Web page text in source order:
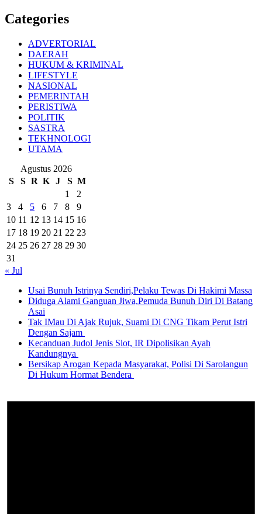
Categories
ADVERTORIAL
DAERAH
HUKUM & KRIMINAL
LIFESTYLE
NASIONAL
PEMERINTAH
PERISTIWA
POLITIK
SASTRA
TEKHNOLOGI
UTAMA
Agustus 2026
S
S R K J S M
1
2
3
4 5 6 7 8
9
10 11 12 13 14 15 16
17 18 19 20 21 22 23
24 25 26 27 28 29 30
31
« Jul
Usai Bunuh Istrinya Sendiri,Pelaku Tewas Di Hakimi Massa
Diduga Alami Ganguan Jiwa,Pemuda Bunuh Diri Di Batang
Asai
Tak IMau Di Ajak Rujuk, Suami Di CNG Tikam Perut Istri
Dengan Sajam
Kecanduan Judol Jenis Slot, IR Dipolisikan Ayah
Kandungnya
Bersikap Arogan Kepada Masyarakat, Polisi Di Sarolangun
Di Hukum Hormat Bendera